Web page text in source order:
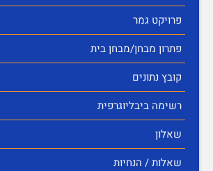
פרויקט גמר
פתרון מבחן/מבחן בית
קובץ נתונים
רשימה ביבליוגרפית
שאלון
שאלות / הנחיות